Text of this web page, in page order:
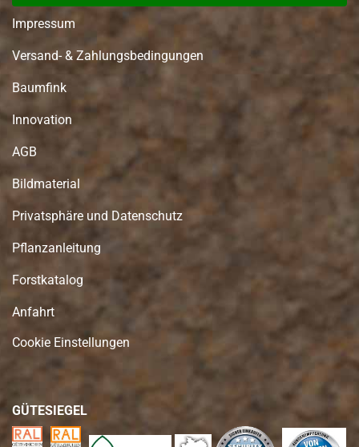
Impressum
Versand- & Zahlungsbedingungen
Baumfink
Innovation
AGB
Bildmaterial
Privatsphäre und Datenschutz
Pflanzanleitung
Forstkatalog
Anfahrt
Cookie Einstellungen
GÜTESIEGEL